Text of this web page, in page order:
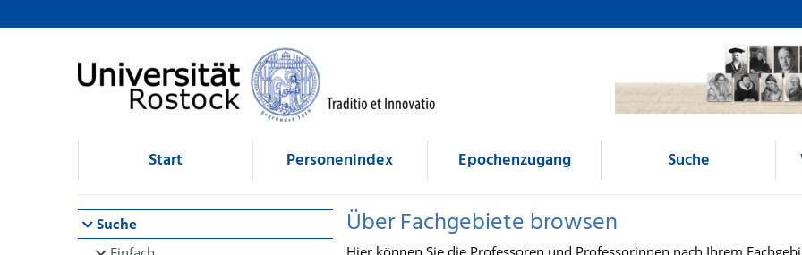
Browsen
direkt zum Inhalt
Start Personenindex Epochenzugang Suche
Suche
Über Fachgebiete browsen
Hier können Sie die Professoren und Professorinnen nach Ihrem